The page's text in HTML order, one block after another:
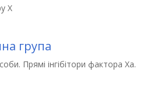
Х
група
Прямі інгібітори фактора Ха.